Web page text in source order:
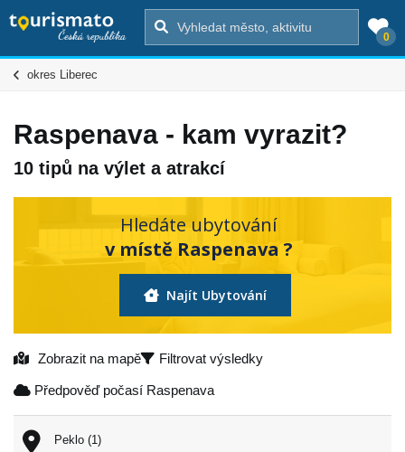
0
okres Liberec
Raspenava - kam vyrazit?
10 tipů na výlet a atrakcí
Hledáte ubytování
v místě Raspenava ?
Najít Ubytování
Zobrazit na mapě Filtrovat výsledky
Předpověď počasí Raspenava
Peklo (1)